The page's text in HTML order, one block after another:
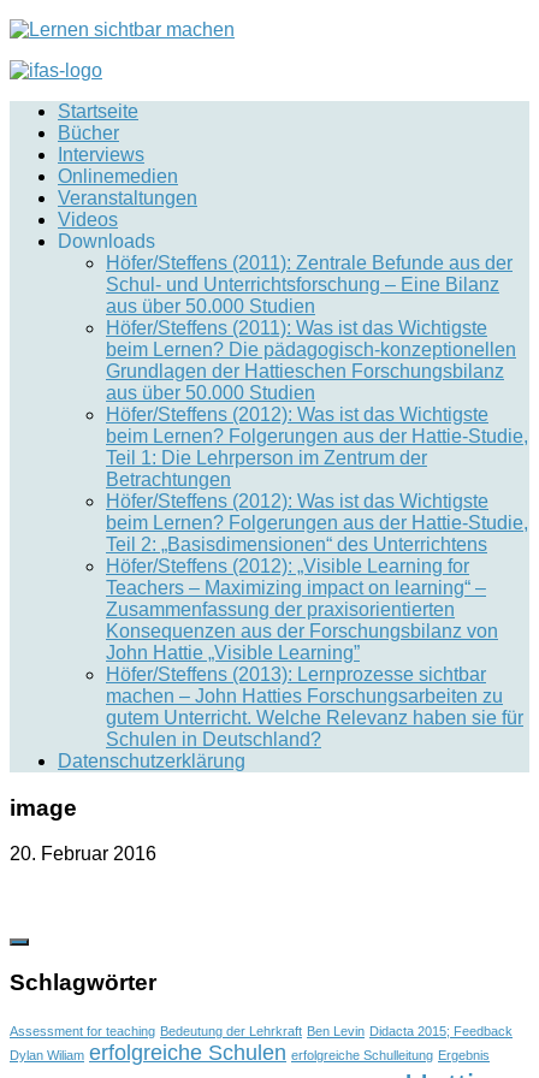
Startseite
Bücher
Interviews
Onlinemedien
Veranstaltungen
Videos
Downloads
Höfer/Steffens (2011): Zentrale Befunde aus der
Schul- und Unterrichtsforschung – Eine Bilanz
aus über 50.000 Studien
Höfer/Steffens (2011): Was ist das Wichtigste
beim Lernen? Die pädagogisch-konzeptionellen
Grundlagen der Hattieschen Forschungsbilanz
aus über 50.000 Studien
Höfer/Steffens (2012): Was ist das Wichtigste
beim Lernen? Folgerungen aus der Hattie-Studie,
Teil 1: Die Lehrperson im Zentrum der
Betrachtungen
Höfer/Steffens (2012): Was ist das Wichtigste
beim Lernen? Folgerungen aus der Hattie-Studie,
Teil 2: „Basisdimensionen“ des Unterrichtens
Höfer/Steffens (2012): „Visible Learning for
Teachers – Maximizing impact on learning“ –
Zusammenfassung der praxisorientierten
Konsequenzen aus der Forschungsbilanz von
John Hattie „Visible Learning”
Höfer/Steffens (2013): Lernprozesse sichtbar
machen – John Hatties Forschungsarbeiten zu
gutem Unterricht. Welche Relevanz haben sie für
Schulen in Deutschland?
Datenschutzerklärung
image
20. Februar 2016
Schlagwörter
Assessment for teaching Bedeutung der Lehrkraft Ben Levin Didacta 2015; Feedback
Dylan Wiliam erfolgreiche Schulen erfolgreiche Schulleitung Ergebnis